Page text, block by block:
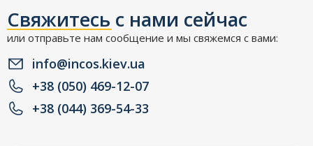
Свяжитесь с нами сейчас
или отправьте нам сообщение и мы свяжемся с вами:
info@incos.kiev.ua
+38 (050) 469-12-07
+38 (044) 369-54-33